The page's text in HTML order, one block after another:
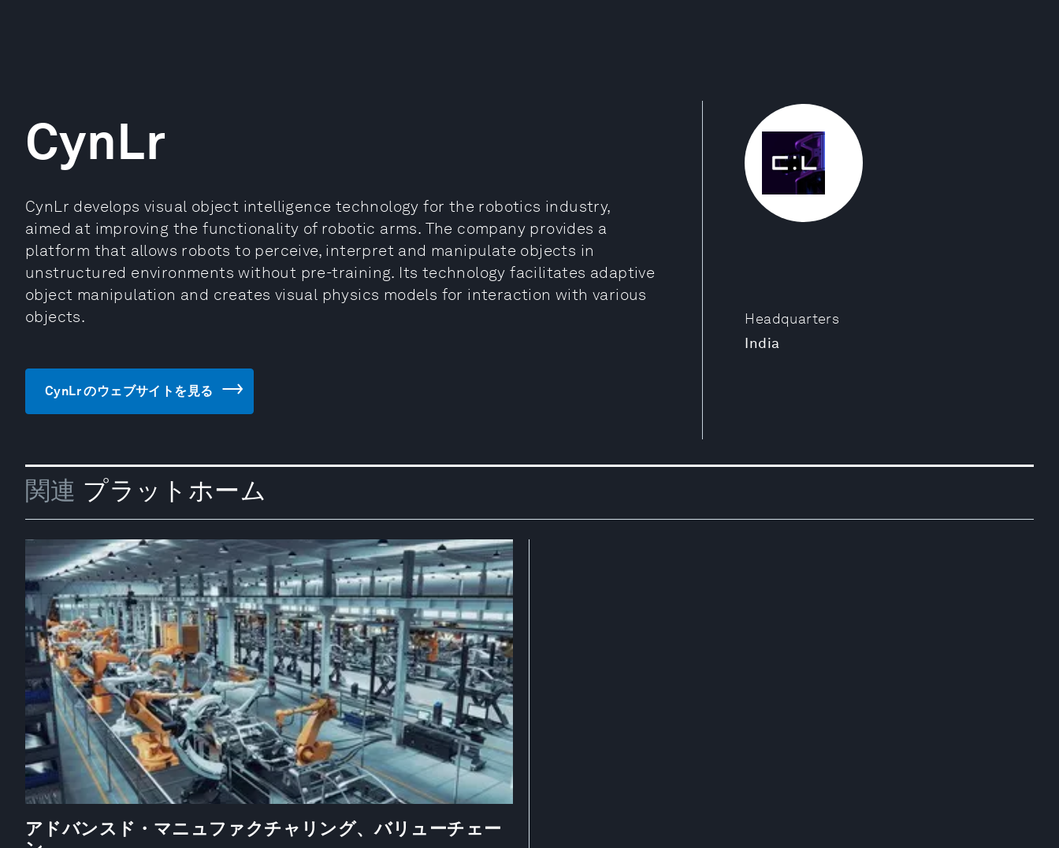
Headquarters
India
CynLr
CynLr develops visual object intelligence technology for the robotics industry,
aimed at improving the functionality of robotic arms. The company provides a
platform that allows robots to perceive, interpret and manipulate objects in
unstructured environments without pre-training. Its technology facilitates adaptive
object manipulation and creates visual physics models for interaction with various
objects.
CynLr のウェブサイトを見る
関連 プラットホーム
アドバンスド・マニュファクチャリング、バリューチェー